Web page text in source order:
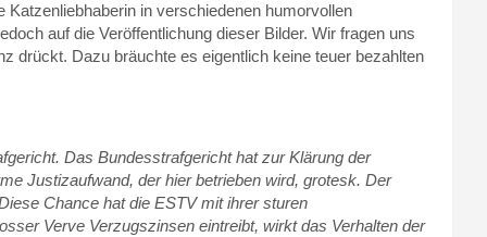
Katzenliebhaberin in verschiedenen humorvollen
auf die Veröffentlichung dieser Bilder. Wir fragen uns
drückt. Dazu bräuchte es eigentlich keine teuer bezahlten
Das Bundesstrafgericht hat zur Klärung der
Justizaufwand, der hier betrieben wird, grotesk. Der
Chance hat die ESTV mit ihrer sturen
Verve Verzugszinsen eintreibt, wirkt das Verhalten der